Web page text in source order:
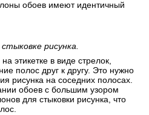
обоев имеют идентичный
рисунка.
этикетке в виде стрелок,
полос друг к другу. Это нужно
рисунка на соседних полосах.
обоев с большим узором
для стыковки рисунка, что